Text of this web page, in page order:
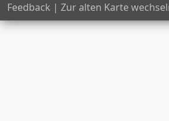
Feedback | Zur alten Karte